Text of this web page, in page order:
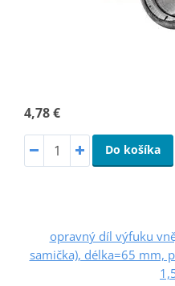
4,78 €
Do košíka
opravný díl výfuku
samička), délka=65 mm,